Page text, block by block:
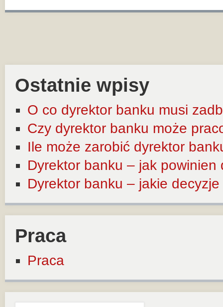
Ostatnie wpisy
O co dyrektor banku musi
Czy dyrektor banku może
Ile może zarobić dyrektor
Dyrektor banku – jak
Dyrektor banku – jakie
Praca
Praca